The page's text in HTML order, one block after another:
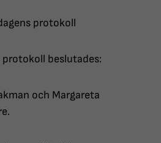
protokoll
beslutades:
och Margareta